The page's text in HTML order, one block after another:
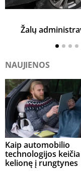
Žalų
NAUJIENOS
Kaip automobilio
technologijos keičia
kelionę į rungtynes